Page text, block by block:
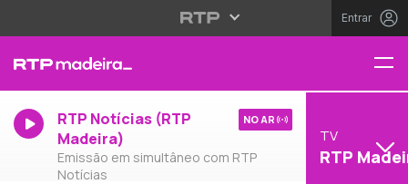
Entrar
RTP Notícias (RTP
Madeira)
Emissão em simultâneo com RTP
Notícias
NO AR
TV
RTP